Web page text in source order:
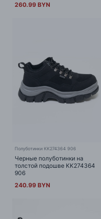
260.99 BYN
Полуботинки KK274364 906
Черные полуботинки на
толстой подошве KK274364
906
240.99 BYN